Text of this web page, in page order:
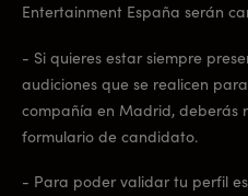
Entertainment España serán
- Si quieres estar siempre
audiciones que se realicen
compañía en Madrid, deberás
formulario de candidato.
- Para poder validar tu perfil